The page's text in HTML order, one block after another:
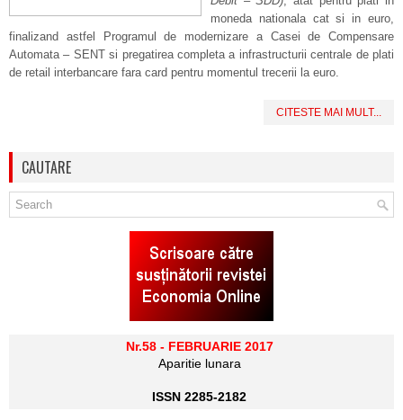
moneda nationala cat si in euro,
finalizand astfel Programul de modernizare a Casei de Compensare
Automata – SENT si pregatirea completa a infrastructurii centrale de plati
de retail interbancare fara card pentru momentul trecerii la euro.
CITESTE MAI MULT...
CAUTARE
Nr.58 - FEBRUARIE 2017
Aparitie lunara
ISSN 2285-2182